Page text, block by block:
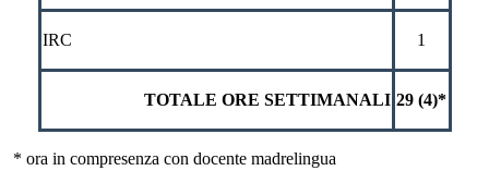
IRC 1
TOTALE ORE SETTIMANALI 29 (4)*
* ora in compresenza con docente madrelingua